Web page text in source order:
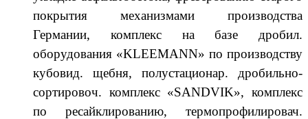
покрытия механизмами производства
Германии, комплекс на базе дробил.
оборудования «KLEEMANN» по производству
кубовид. щебня, полустационар. дробильно-
сортировоч. комплекс «SANDVIK», комплекс
по ресайклированию, термопрофилировач.